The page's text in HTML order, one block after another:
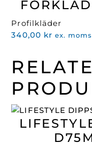
priset
466,00 kr.
Profilkläder
340,00 kr ex. moms